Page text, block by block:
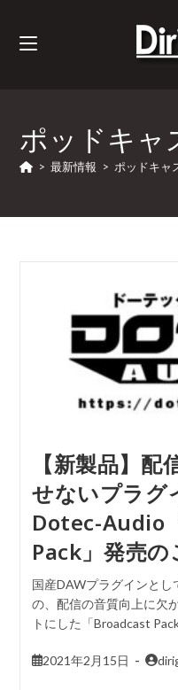
ポッドキャ
> 最新情報 > ポッドキャ
【新製品】
せないプラグ
Dotec-Audio
Pack」発売の
国産DAWプラグインと
の、配信の音質向上に欠
トにした「Broadcast
2021年2月15日